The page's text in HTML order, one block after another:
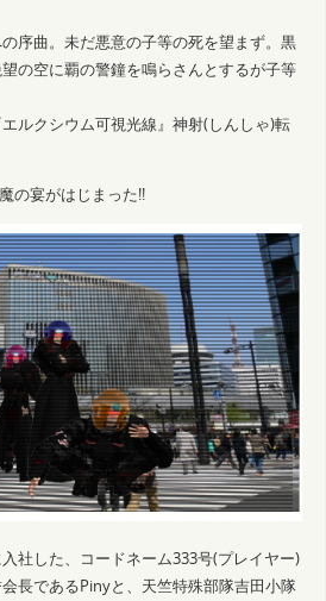
の序曲。未だ悪意の子等の死を望まず。黒
の空に覇の警鐘を鳴らさんとするが子等
ルクシウム可視光線』神射(しんしゃ)転
の宴がはじまった!!
社した、コードネーム333号(プレイヤー)
長であるPinyと、天竺特殊部隊吉田小隊